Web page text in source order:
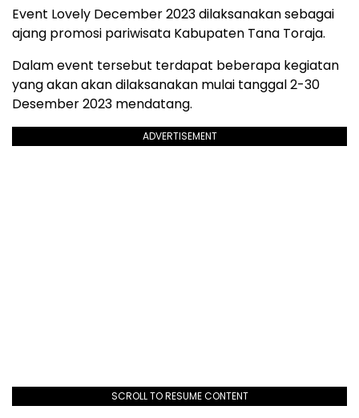
Event Lovely December 2023 dilaksanakan sebagai
ajang promosi pariwisata Kabupaten Tana Toraja.
Dalam event tersebut terdapat beberapa kegiatan
yang akan akan dilaksanakan mulai tanggal 2-30
Desember 2023 mendatang.
ADVERTISEMENT
SCROLL TO RESUME CONTENT